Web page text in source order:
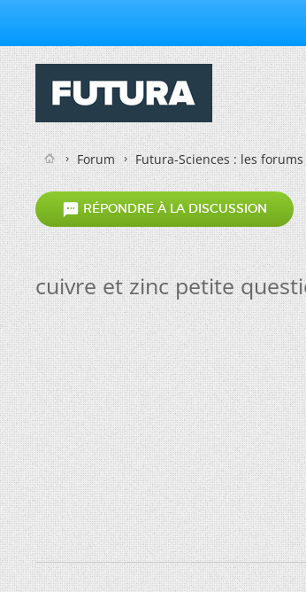
Forum Futura-Sciences : les
 RÉPONDRE À LA DISCUSSION
cuivre et zinc petite